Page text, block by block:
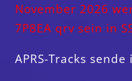
November 2026
7P8EA qrv sein in
APRS-Tracks